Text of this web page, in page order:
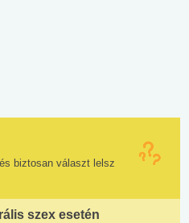
biztosan választ lelsz
szex esetén